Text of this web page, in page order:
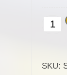
dlouhá
SKU: